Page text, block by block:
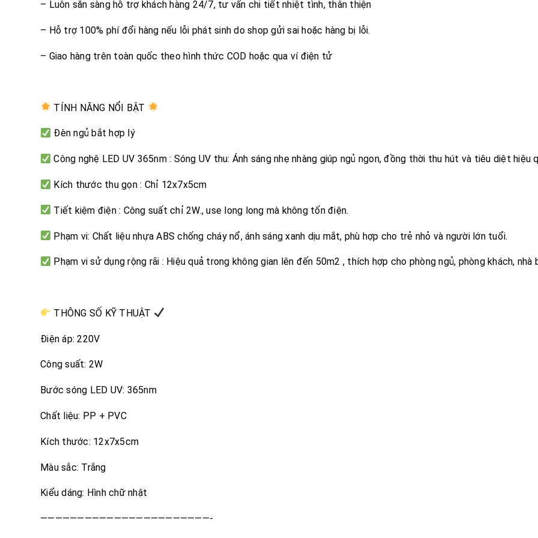
– Luôn sẵn sàng hỗ trợ khách hàng 24/7, tư vấn chi tiết nhiệt tình, thân thiện
– Hỗ trợ 100% phí đổi hàng nếu lỗi phát sinh do shop gửi sai hoặc hàng bị lỗi.
– Giao hàng trên toàn quốc theo hình thức COD hoặc qua ví điện tử
TÍNH NĂNG NỔI BẬT
Đèn ngủ bắt hợp lý
Công nghệ LED UV 365nm : Sóng UV thu: Ánh sáng nhẹ nhàng giúp ngủ ngon, đồng thời thu hút và tiêu diệt hiệu
Kích thước thu gọn : Chỉ 12x7x5cm
Tiết kiệm điện : Công suất chỉ 2W., use long long mà không tốn điện.
Phạm vi: Chất liệu nhựa ABS chống cháy nổ, ánh sáng xanh dịu mắt, phù hợp cho trẻ nhỏ và người lớn tuổi.
Phạm vi sử dụng rộng rãi : Hiệu quả trong không gian lên đến 50m2 , thích hợp cho phòng ngủ, phòng khách, nhà
THÔNG SỐ KỸ THUẬT
Điện áp: 220V
Công suất: 2W
Bước sóng LED UV: 365nm
Chất liệu: PP + PVC
Kích thước: 12x7x5cm
Màu sắc: Trắng
Kiểu dáng: Hình chữ nhật
———————————————————————-